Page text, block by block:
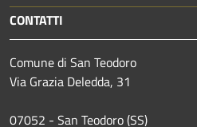
CONTATTI
Comune di San Teodoro
Via Grazia Deledda, 31
07052 - San Teodoro (SS)